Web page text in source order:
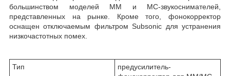
большинством моделей MM и MC-звукоснимателей,
представленных на рынке. Кроме того, фонокорректор
оснащен отключаемым фильтром Subsonic для устранения
низкочастотных помех.
Тип
предусилитель-